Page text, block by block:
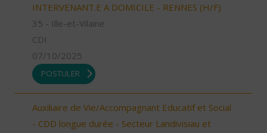
INTERVENANT.E A DOMICILE - RENNES (H/F)
35 - Ille-et-Vilaine
CDI
07/10/2025
POSTULER
Auxiliaire de Vie/Accompagnant Educatif et Social
- CDD longue durée - Secteur Landivisiau et